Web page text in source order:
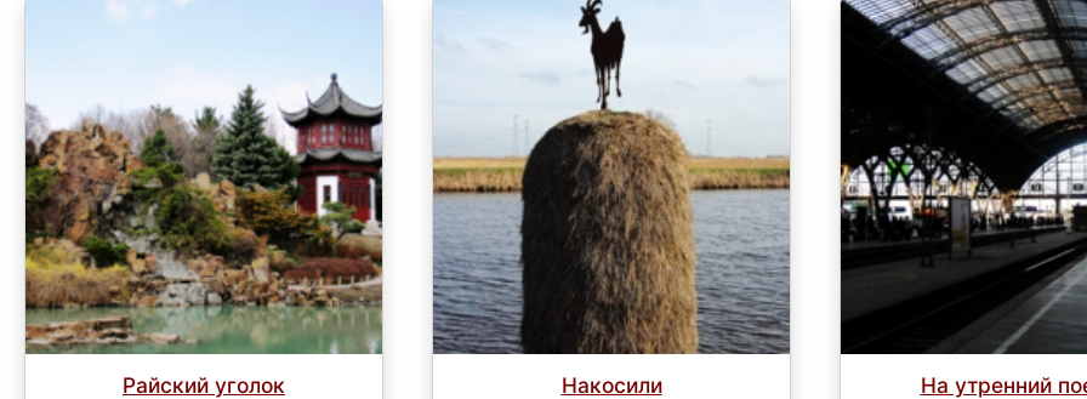
Райский уголок Накосили На утренний